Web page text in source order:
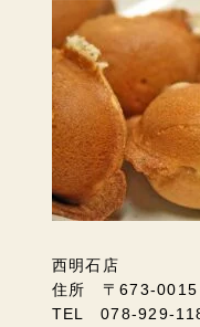
西明石店
住所 〒673-0015
TEL 078-929-